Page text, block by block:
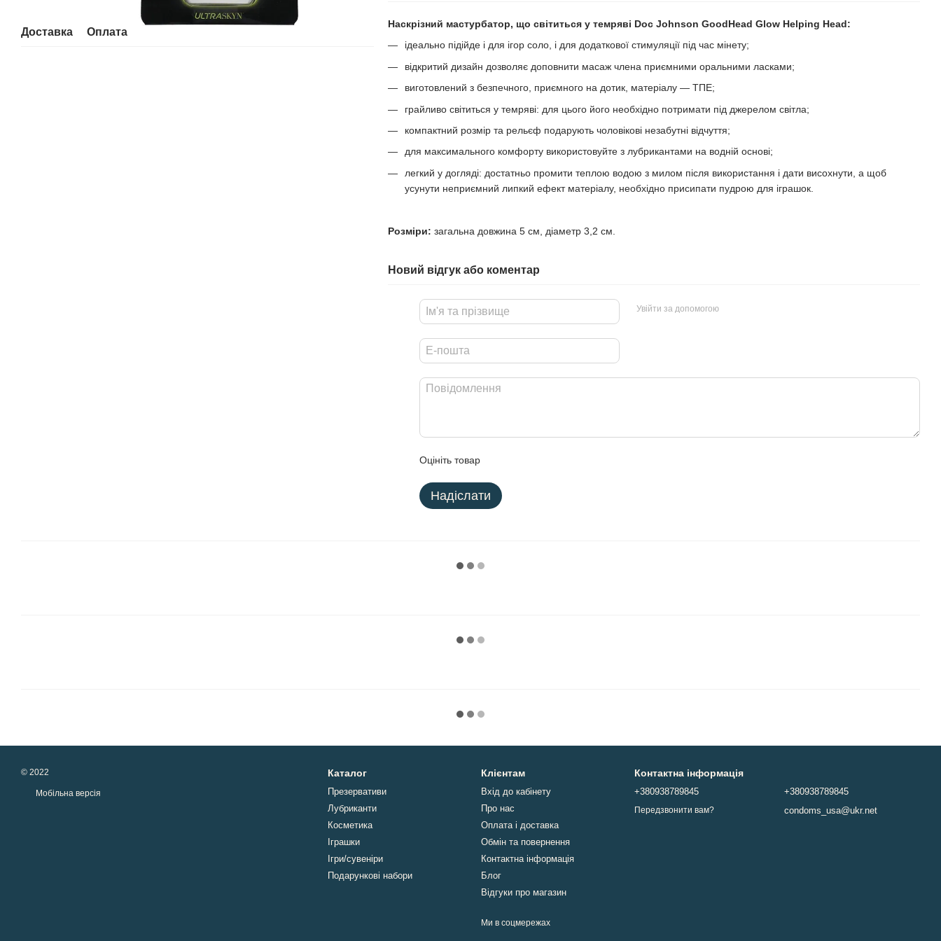
Доставка Оплата
Наскрізний мастурбатор, що світиться у темряві Doc Johnson GoodHead Glow Helping Head:
ідеально підійде і для ігор соло, і для додаткової стимуляції під час мінету;
відкритий дизайн дозволяє доповнити масаж члена приємними оральними ласками;
виготовлений з безпечного, приємного на дотик, матеріалу — ТПЕ;
грайливо світиться у темряві: для цього його необхідно потримати під джерелом світла;
компактний розмір та рельєф подарують чоловікові незабутні відчуття;
для максимального комфорту використовуйте з лубрикантами на водній основі;
легкий у догляді: достатньо промити теплою водою з милом після використання і дати висохнути, а щоб
усунути неприємний липкий ефект матеріалу, необхідно присипати пудрою для іграшок.
Розміри: загальна довжина 5 см, діаметр 3,2 см.
Новий відгук або коментар
Увійти за допомогою
Оцініть товар
Надіслати
© 2022
Мобільна версія
Каталог
Презервативи
Лубриканти
Косметика
Іграшки
Ігри/сувеніри
Подарункові набори
Клієнтам
Вхід до кабінету
Про нас
Оплата і доставка
Обмін та повернення
Контактна інформація
Блог
Відгуки про магазин
Ми в соцмережах
Контактна інформація
+380938789845
Передзвонити вам?
+380938789845
condoms_usa@ukr.net